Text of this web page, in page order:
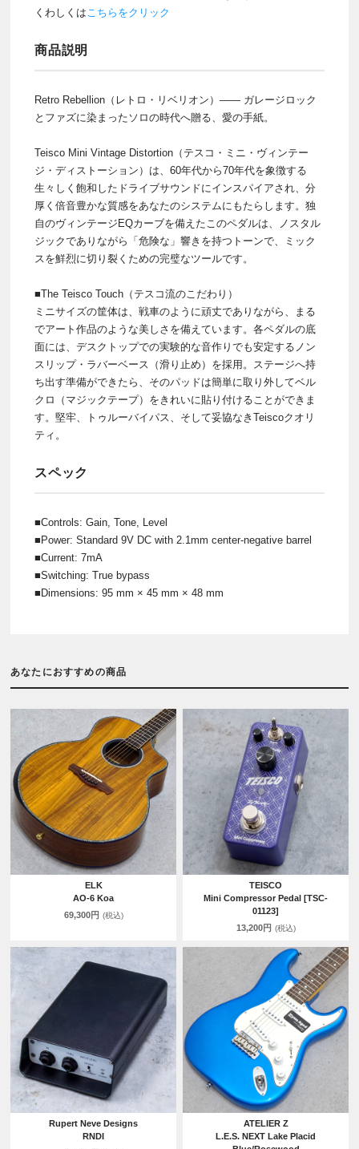
くわしくはこちらをクリック
商品説明
Retro Rebellion（レトロ・リベリオン）―― ガレージロック
とファズに染まったソロの時代へ贈る、愛の手紙。
Teisco Mini Vintage Distortion（テスコ・ミニ・ヴィンテー
ジ・ディストーション）は、60年代から70年代を象徴する
生々しく飽和したドライブサウンドにインスパイアされ、分
厚く倍音豊かな質感をあなたのシステムにもたらします。独
自のヴィンテージEQカーブを備えたこのペダルは、ノスタル
ジックでありながら「危険な」響きを持つトーンで、ミック
スを鮮烈に切り裂くための完璧なツールです。
■The Teisco Touch（テスコ流のこだわり）
ミニサイズの筐体は、戦車のように頑丈でありながら、まる
でアート作品のような美しさを備えています。各ペダルの底
面には、デスクトップでの実験的な音作りでも安定するノン
スリップ・ラバーベース（滑り止め）を採用。ステージへ持
ち出す準備ができたら、そのパッドは簡単に取り外してベル
クロ（マジックテープ）をきれいに貼り付けることができま
す。堅牢、トゥルーバイパス、そして妥協なきTeiscoクオリ
ティ。
スペック
■Controls: Gain, Tone, Level
■Power: Standard 9V DC with 2.1mm center-negative barrel
■Current: 7mA
■Switching: True bypass
■Dimensions: 95 mm × 45 mm × 48 mm
あなたにおすすめの商品
ELK
AO-6 Koa
69,300円 (税込)
TEISCO
Mini Compressor Pedal [TSC-
01123]
13,200円 (税込)
Rupert Neve Designs
RNDI
ATELIER Z
L.E.S. NEXT Lake Placid